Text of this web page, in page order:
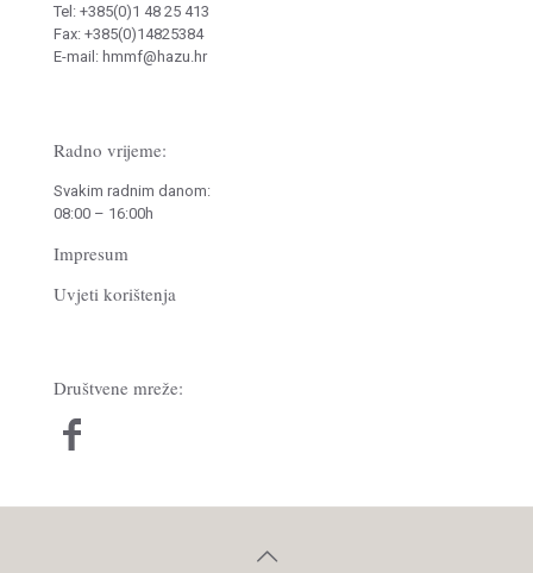
Tel: +385(0)1 48 25 413
Fax: +385(0)14825384
E-mail: hmmf@hazu.hr
Radno vrijeme:
Svakim radnim danom:
08:00 – 16:00h
Impresum
Uvjeti korištenja
Društvene mreže: